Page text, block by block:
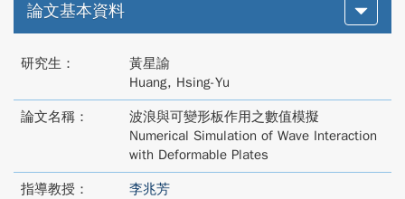
論文基本資料
研究生：
黃星諭
Huang, Hsing-Yu
論文名稱：
波浪與可變形板作用之數值模擬
Numerical Simulation of Wave Interaction
with Deformable Plates
指導教授：
李兆芳